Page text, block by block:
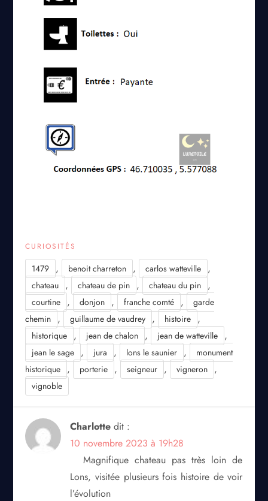
CURIOSITÉS
1479 , benoit charreton , carlos watteville ,
chateau , chateau de pin , chateau du pin ,
courtine , donjon , franche comté ,
garde
chemin , guillaume de vaudrey , histoire ,
historique , jean de chalon , jean de watteville ,
jean le sage , jura , lons le saunier ,
monument
historique , porterie , seigneur , vigneron ,
vignoble
Charlotte dit :
10 novembre 2023 à 19h28
Magnifique chateau pas très loin de
Lons, visitée plusieurs fois histoire de voir
l’évolution